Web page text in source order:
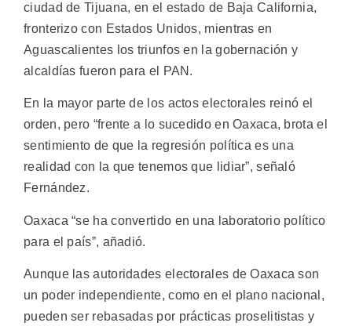
ciudad de Tijuana, en el estado de Baja California,
fronterizo con Estados Unidos, mientras en
Aguascalientes los triunfos en la gobernación y
alcaldías fueron para el PAN.
En la mayor parte de los actos electorales reinó el
orden, pero “frente a lo sucedido en Oaxaca, brota el
sentimiento de que la regresión política es una
realidad con la que tenemos que lidiar”, señaló
Fernández.
Oaxaca “se ha convertido en una laboratorio político
para el país”, añadió.
Aunque las autoridades electorales de Oaxaca son
un poder independiente, como en el plano nacional,
pueden ser rebasadas por prácticas proselitistas y